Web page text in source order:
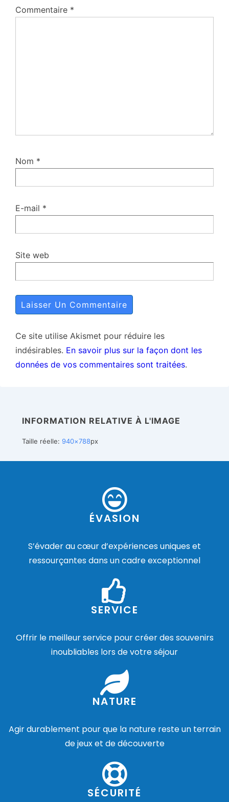
Commentaire *
Nom *
E-mail *
Site web
Ce site utilise Akismet pour réduire les
indésirables. En savoir plus sur la façon dont les
données de vos commentaires sont traitées.
INFORMATION RELATIVE À L'IMAGE
Taille réelle: 940×788px
ÉVASION
S’évader au cœur d’expériences uniques et
ressourçantes dans un cadre exceptionnel
SERVICE
Offrir le meilleur service pour créer des souvenirs
inoubliables lors de votre séjour
NATURE
Agir durablement pour que la nature reste un terrain
de jeux et de découverte
SÉCURITÉ